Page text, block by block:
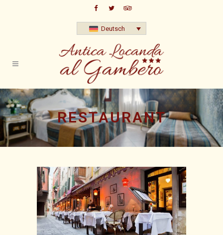
Deutsch
RESTAURANT